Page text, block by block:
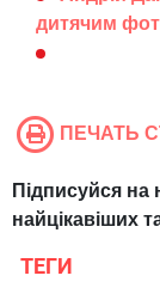
дитячим
ПЕЧАТЬ
Підписуйся на
найцікавіших
ТЕГИ